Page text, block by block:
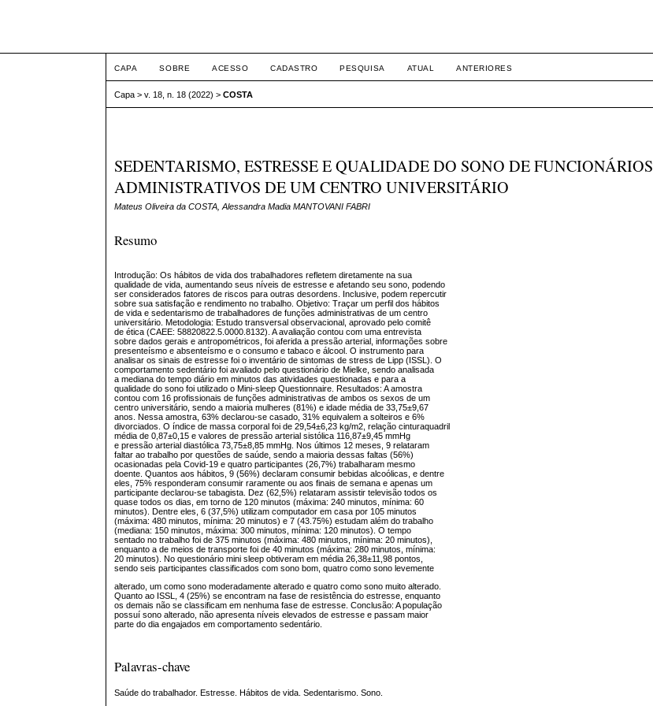
CAPA SOBRE ACESSO CADASTRO PESQUISA ATUAL ANTERIORES
Capa >v. 18, n. 18 (2022) >COSTA
SEDENTARISMO, ESTRESSE E QUALIDADE DO SONO DE FUNCIONÁRIOS
ADMINISTRATIVOS DE UM CENTRO UNIVERSITÁRIO
Mateus Oliveira da COSTA, Alessandra Madia MANTOVANI FABRI
Resumo
Introdução: Os hábitos de vida dos trabalhadores refletem diretamente na sua
qualidade de vida, aumentando seus níveis de estresse e afetando seu sono, podendo
ser considerados fatores de riscos para outras desordens. Inclusive, podem repercutir
sobre sua satisfação e rendimento no trabalho. Objetivo: Traçar um perfil dos hábitos
de vida e sedentarismo de trabalhadores de funções administrativas de um centro
universitário. Metodologia: Estudo transversal observacional, aprovado pelo comitê
de ética (CAEE: 58820822.5.0000.8132). A avaliação contou com uma entrevista
sobre dados gerais e antropométricos, foi aferida a pressão arterial, informações sobre
presenteísmo e absenteísmo e o consumo e tabaco e álcool. O instrumento para
analisar os sinais de estresse foi o inventário de sintomas de stress de Lipp (ISSL). O
comportamento sedentário foi avaliado pelo questionário de Mielke, sendo analisada
a mediana do tempo diário em minutos das atividades questionadas e para a
qualidade do sono foi utilizado o Mini-sleep Questionnaire. Resultados: A amostra
contou com 16 profissionais de funções administrativas de ambos os sexos de um
centro universitário, sendo a maioria mulheres (81%) e idade média de 33,75±9,67
anos. Nessa amostra, 63% declarou-se casado, 31% equivalem a solteiros e 6%
divorciados. O índice de massa corporal foi de 29,54±6,23 kg/m2, relação cinturaquadril
média de 0,87±0,15 e valores de pressão arterial sistólica 116,87±9,45 mmHg
e pressão arterial diastólica 73,75±8,85 mmHg. Nos últimos 12 meses, 9 relataram
faltar ao trabalho por questões de saúde, sendo a maioria dessas faltas (56%)
ocasionadas pela Covid-19 e quatro participantes (26,7%) trabalharam mesmo
doente. Quantos aos hábitos, 9 (56%) declaram consumir bebidas alcoólicas, e dentre
eles, 75% responderam consumir raramente ou aos finais de semana e apenas um
participante declarou-se tabagista. Dez (62,5%) relataram assistir televisão todos os
quase todos os dias, em torno de 120 minutos (máxima: 240 minutos, mínima: 60
minutos). Dentre eles, 6 (37,5%) utilizam computador em casa por 105 minutos
(máxima: 480 minutos, mínima: 20 minutos) e 7 (43.75%) estudam além do trabalho
(mediana: 150 minutos, máxima: 300 minutos, mínima: 120 minutos). O tempo
sentado no trabalho foi de 375 minutos (máxima: 480 minutos, mínima: 20 minutos),
enquanto a de meios de transporte foi de 40 minutos (máxima: 280 minutos, mínima:
20 minutos). No questionário mini sleep obtiveram em média 26,38±11,98 pontos,
sendo seis participantes classificados com sono bom, quatro como sono levemente
alterado, um como sono moderadamente alterado e quatro como sono muito alterado.
Quanto ao ISSL, 4 (25%) se encontram na fase de resistência do estresse, enquanto
os demais não se classificam em nenhuma fase de estresse. Conclusão: A população
possuí sono alterado, não apresenta níveis elevados de estresse e passam maior
parte do dia engajados em comportamento sedentário.
Palavras-chave
Saúde do trabalhador. Estresse. Hábitos de vida. Sedentarismo. Sono.